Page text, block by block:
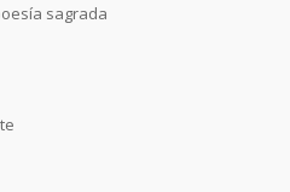
sagrada